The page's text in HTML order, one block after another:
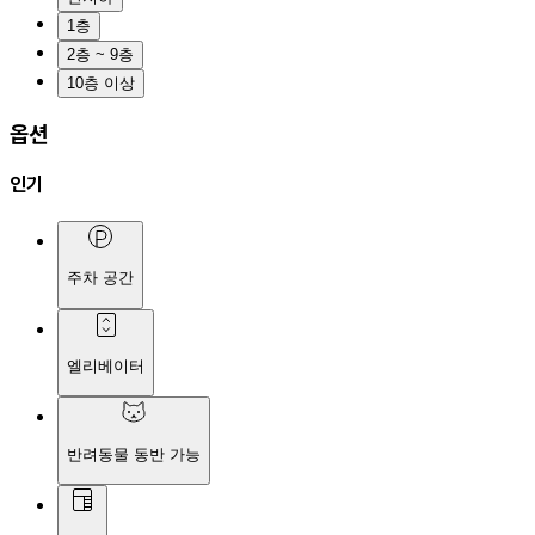
1층
2층 ~ 9층
10층 이상
옵션
인기
주차 공간
엘리베이터
반려동물 동반 가능